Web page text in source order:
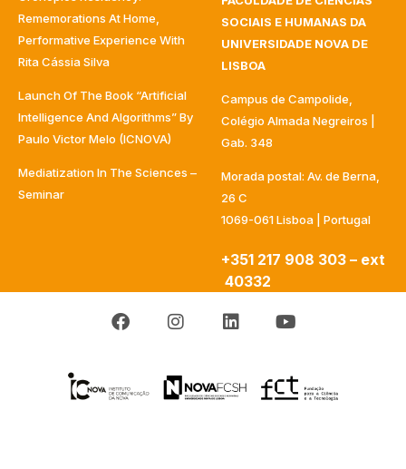
Rememorations At Home,
Performative Experience With
Rita Cássia Silva
Launch Of The Book “Artificial
Intelligence And Algorithms” By
Paulo Victor Melo (ICNOVA)
Mediatization In The Sciences –
Seminar
SOCIAIS E HUMANAS DA
UNIVERSIDADE NOVA DE
LISBOA
Campus de Campolide,
Colégio Almada Negreiros |
Gab. 348
Morada postal: Av. de Berna,
26 C
1069-061 Lisboa | Portugal
+351 217 908 303 – ext
40332